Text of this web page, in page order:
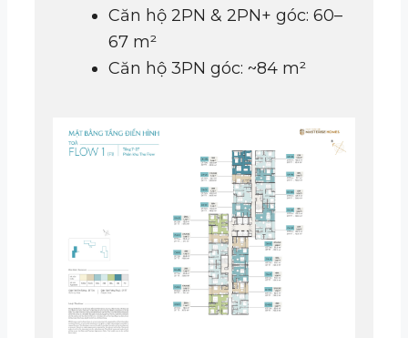
Căn hộ 2PN & 2PN+ góc: 60–
67 m²
Căn hộ 3PN góc: ~84 m²